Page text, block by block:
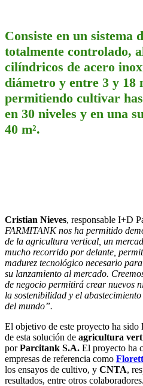
Consiste en un sistema
totalmente controlado,
cilíndricos de acero
diámetro y entre 3 y 18
permitiendo cultivar
en 30 niveles y en una
40 m².
Cristian Nieves, responsable I+D
FARMITANK nos ha permitido
de la agricultura vertical, un
mucho recorrido por delante,
madurez tecnológico necesario
su lanzamiento al mercado.
de negocio permitirá crear nuevos
la sostenibilidad y el
del mundo”.
El objetivo de este proyecto ha
de esta solución de agricultura
porParcitank S.A. El proyecto ha
empresas de referencia como
los ensayos de cultivo, y CNTA,
resultados, entre otros colaboradores.